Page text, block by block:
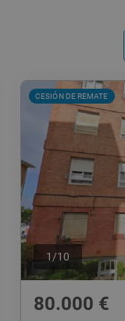
1 /10
CESIÓN DE REMATE
80.000 €